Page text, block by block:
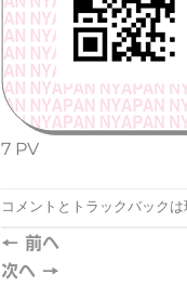
7 PV
コメントとトラックバックは
← 前へ
次へ →